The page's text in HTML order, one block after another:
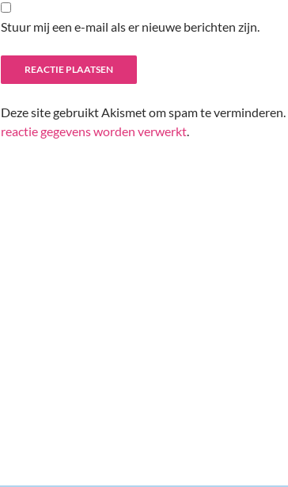
Stuur mij een e-mail als er nieuwe berichten zijn.
Deze site gebruikt Akismet om spam te verminderen.
reactie gegevens worden verwerkt.